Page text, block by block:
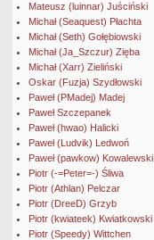
Mateusz (luinnar) Juściński
Michał (Seaquest) Płachta
Michał (Seth) Gołębiowski
Michał (Ja_Szczur) Zięba
Michał (Xarr) Zieliński
Oskar (Fuzja) Szydłowski
Paweł (PMadej) Madej
Paweł Szczepanek
Paweł (hwao) Halicki
Paweł (Ludvik) Ledwoń
Paweł (pawkow) Kowalewski
Piotr (-=Peter=-) Śliwa
Piotr (Athlan) Pelczar
Piotr (DreeD) Grzyb
Piotr (kwiateek) Kwiatkowski
Piotr (Speedy) Wittchen